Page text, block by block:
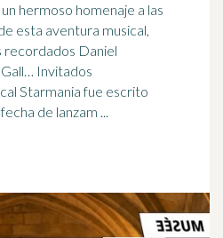
hermoso homenaje a las
esta aventura musical,
recordados Daniel
Invitados
Starmania fue escrito
de lanzam ...